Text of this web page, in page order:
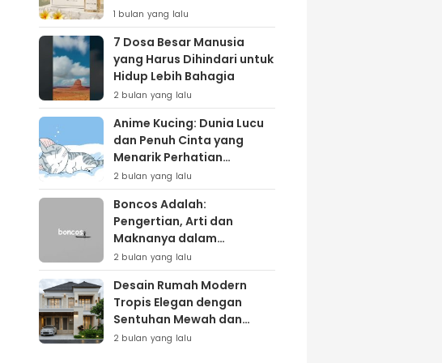
Lewat Varian ‘Daily Bliss’
1 bulan yang lalu
7 Dosa Besar Manusia
yang Harus Dihindari untuk
Hidup Lebih Bahagia
2 bulan yang lalu
Anime Kucing: Dunia Lucu
dan Penuh Cinta yang
Menarik Perhatian
Penggemar
2 bulan yang lalu
Boncos Adalah:
Pengertian, Arti dan
Maknanya dalam
Kehidupan Sehari-hari
2 bulan yang lalu
Desain Rumah Modern
Tropis Elegan dengan
Sentuhan Mewah dan
Natural
2 bulan yang lalu